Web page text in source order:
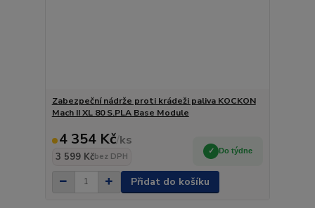
Zabezpeční nádrže proti krádeži paliva KOCKON
Mach II XL 80 S.PLA Base Module
4 354 Kč/ks
3 599 Kčbez DPH
Do týdne
Přidat do košíku